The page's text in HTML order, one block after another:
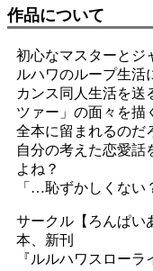
作品について
初心なマスターとジ
ルハワのループ生活
カンス同人生活を送
ツァー」の面々を描
全本に留まれるのだ
自分の考えた恋愛話
よね？
「…恥ずかしくない
サークル【ろんぱい
本、新刊
『ルルハワスローラ